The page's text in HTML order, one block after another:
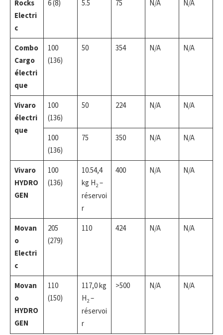
Rocks
Electri
c
6 (8) 5.5 75 N/A N/A
Combo
Cargo
électri
que
100
(136)
50 354 N/A N/A
Vivaro
électri
que
100
(136)
50 224 N/A N/A
100
(136)
75 350 N/A N/A
Vivaro
HYDRO
GEN
100
(136)
10.54,4
kg H2–
réservoi
r
400 N/A N/A
Movan
o
Electri
c
205
(279)
110 424 N/A N/A
Movan
o
HYDRO
GEN
110
(150)
117,0 kg
H2–
réservoi
r
>500 N/A N/A